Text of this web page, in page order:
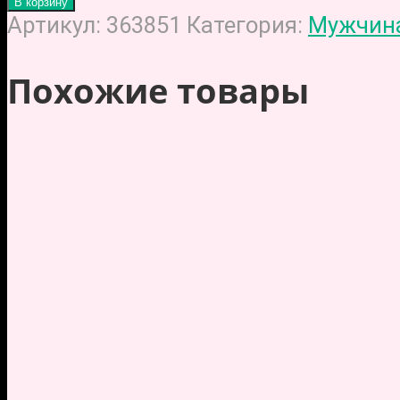
Артикул: 363851 Категория:
Похожие товары